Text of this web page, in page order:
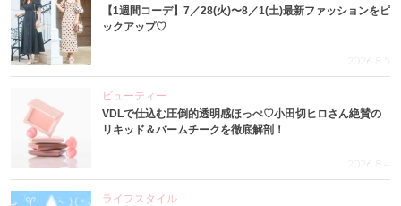
【1週間コーデ】7／28(火)〜8／1(土)最新ファッションをピ
ックアップ♡
2026.8.5
ビューティー
VDLで仕込む圧倒的透明感ほっぺ♡小田切ヒロさん絶賛の
リキッド＆バームチークを徹底解剖！
2026.8.4
ライフスタイル